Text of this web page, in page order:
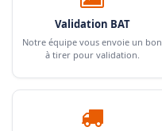
Validation BAT
Notre équipe vous envoie un bon
à tirer pour validation.